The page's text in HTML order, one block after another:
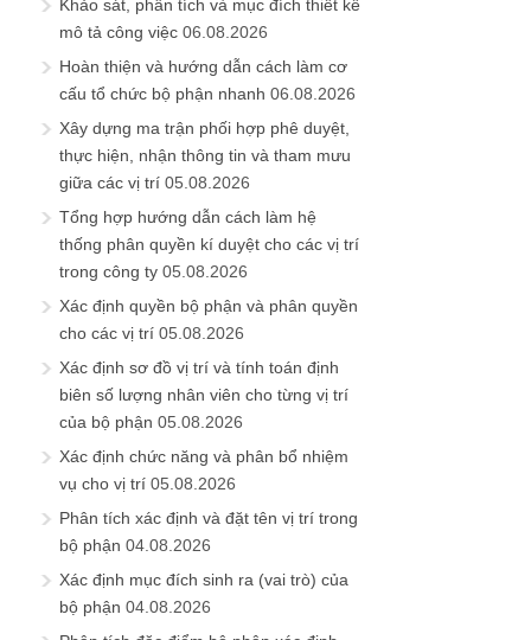
Khảo sát, phân tích và mục đích thiết kế
mô tả công việc 06.08.2026
Hoàn thiện và hướng dẫn cách làm cơ
cấu tổ chức bộ phận nhanh 06.08.2026
Xây dựng ma trận phối hợp phê duyệt,
thực hiện, nhận thông tin và tham mưu
giữa các vị trí 05.08.2026
Tổng hợp hướng dẫn cách làm hệ
thống phân quyền kí duyệt cho các vị trí
trong công ty 05.08.2026
Xác định quyền bộ phận và phân quyền
cho các vị trí 05.08.2026
Xác định sơ đồ vị trí và tính toán định
biên số lượng nhân viên cho từng vị trí
của bộ phận 05.08.2026
Xác định chức năng và phân bổ nhiệm
vụ cho vị trí 05.08.2026
Phân tích xác định và đặt tên vị trí trong
bộ phận 04.08.2026
Xác định mục đích sinh ra (vai trò) của
bộ phận 04.08.2026